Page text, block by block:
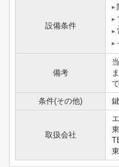
設備条件
備考
条件(その他)
取扱会社